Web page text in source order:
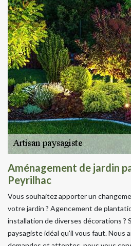
Aménagement de jardin
Peyrilhac
Vous souhaitez apporter un
votre jardin ? Agencement de
installation de diverses décorations ?
paysagiste idéal qu'il vous faut. Nous